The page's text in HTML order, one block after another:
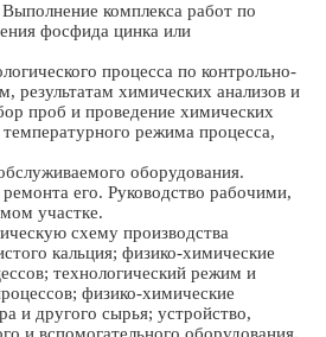
Выполнение комплекса работ по
фосфида цинка или
процесса по контрольно-
результатам химических анализов и
проб и проведение химических
температурного режима процесса,
оборудования.
его. Руководство рабочими,
участке.
схему производства
кальция; физико-химические
технологический режим и
физико-химические
и другого сырья; устройство,